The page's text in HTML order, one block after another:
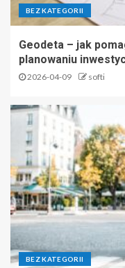
BEZ KATEGORII
Geodeta – jak
planowaniu
2026-04-09 softi
BEZ KATEGORII